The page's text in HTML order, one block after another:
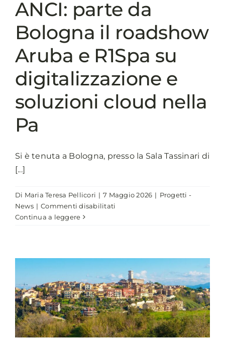
ANCI: parte da
Bologna il roadshow
Aruba e R1Spa su
digitalizzazione e
soluzioni cloud nella
Pa
Si è tenuta a Bologna, presso la Sala Tassinari di
[...]
Di Maria Teresa Pellicori | 7 Maggio 2026 | Progetti -
News | Commenti disabilitati
il
roadshow
Aruba
e
R1Spa
su
digitalizzazione
e
Continua a leggere